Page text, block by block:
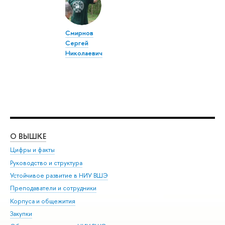
Смирнов
Сергей
Николаевич
О ВЫШКЕ
Цифры и факты
Руководство и структура
Устойчивое развитие в НИУ ВШЭ
Преподаватели и сотрудники
Корпуса и общежития
Закупки